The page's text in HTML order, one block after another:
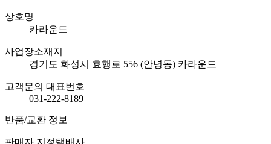
상호명
카라운드
사업장소재지
경기도 화성시 효행로 556 (안녕동) 카라운드
고객문의 대표번호
031-222-8189
반품/교환 정보
판매자 지정택배사